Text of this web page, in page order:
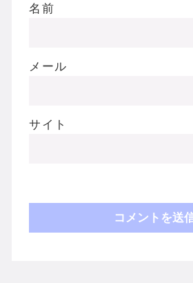
名前
メール
サイト